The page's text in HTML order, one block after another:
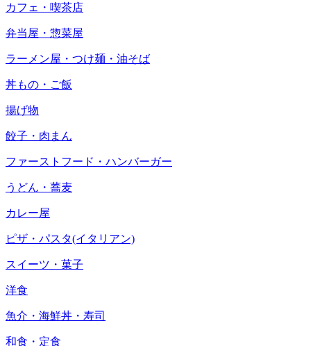
カフェ・喫茶店
弁当屋・惣菜屋
ラーメン屋・つけ麺・油そば
丼もの・ご飯
揚げ物
餃子・肉まん
ファーストフード・ハンバーガー
うどん・蕎麦
カレー屋
ピザ・パスタ(イタリアン)
スイーツ・菓子
洋食
魚介・海鮮丼・寿司
和食・定食